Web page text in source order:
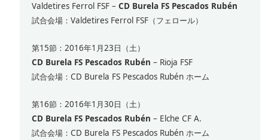
Valdetires Ferrol FSF –CD Burela FS Pescados Rubén
試合会場：Valdetires Ferrol FSF（フェロール）
第15節：2016年1月23日（土）
CD Burela FS Pescados Rubén – Rioja FSF
試合会場：CD Burela FS Pescados Rubén ホーム
第16節：2016年1月30日（土）
CD Burela FS Pescados Rubén – Elche CF A.
試合会場：CD Burela FS Pescados Rubén ホーム